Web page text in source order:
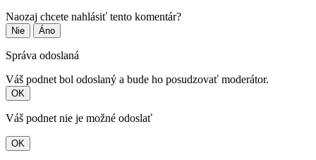
Naozaj chcete nahlásiť tento komentár?
Nie Áno
Správa odoslaná
Váš podnet bol odoslaný a bude ho posudzovať moderátor.
OK
Váš podnet nie je možné odoslať
OK